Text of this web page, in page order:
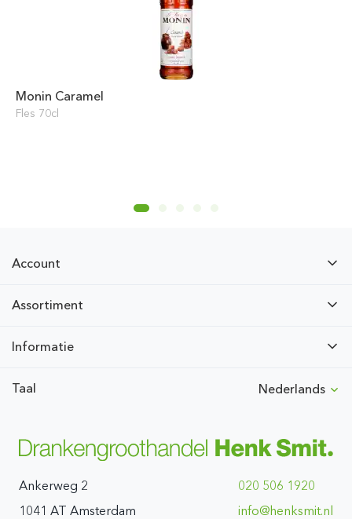
Monin Caramel
Fles 70cl
Account
Assortiment
Informatie
Taal Nederlands
Ankerweg 2
1041 AT Amsterdam
020 506 1920
ln.timskneh@ofni